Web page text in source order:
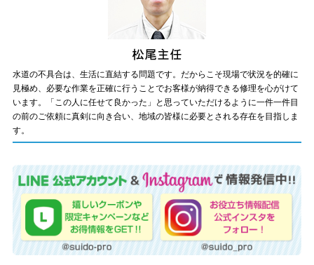
水道の不具合は、生活に直結する問題です。だからこそ現場で状況を的確に
見極め、必要な作業を正確に行うことでお客様が納得できる修理を心がけて
います。「この人に任せて良かった」と思っていただけるように一件一件目
の前のご依頼に真剣に向き合い、地域の皆様に必要とされる存在を目指しま
す。